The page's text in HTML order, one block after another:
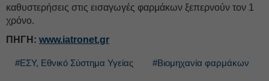
καθυστερήσεις στις εισαγωγές φαρμάκων ξεπερνούν τον 1
χρόνο.
ΠΗΓΗ: www.iatronet.gr
#ΕΣΥ, Εθνικό Σύστημα Υγείας #Βιομηχανία φαρμάκων